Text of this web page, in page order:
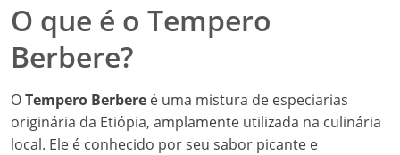
O que é o Tempero
Berbere?
OTempero Berbere é uma mistura de especiarias
originária da Etiópia, amplamente utilizada na culinária
local. Ele é conhecido por seu sabor picante e